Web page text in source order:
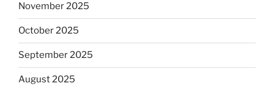
November 2025
October 2025
September 2025
August 2025